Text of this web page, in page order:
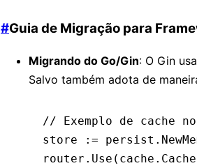
#Guia de Migração para
Migrando do Go/Gin: O Gin
Salvo também adota de
// Exemplo de cache
store
:= persist.
router. Use (cache.